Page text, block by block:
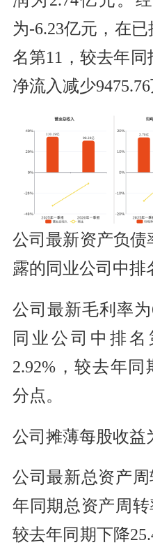
为-6.23亿元，在
名第11，较去年
净流入减少9475.76
公司最新资产负债
露的同业公司中排
公司最新毛利率
同业公司中排名
2.92%，较去年同
分点。
公司摊薄每股收益
公司最新总资产
年同期总资产周
较去年同期下降